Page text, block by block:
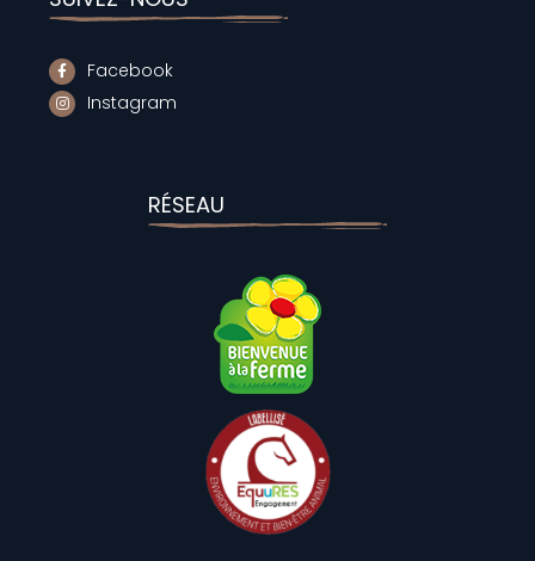
Facebook
Instagram
RÉSEAU